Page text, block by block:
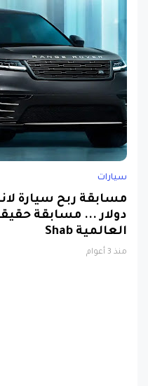
سيارات
دولار ... مسابقة
العالمية Shab
منذ 3 أعوام